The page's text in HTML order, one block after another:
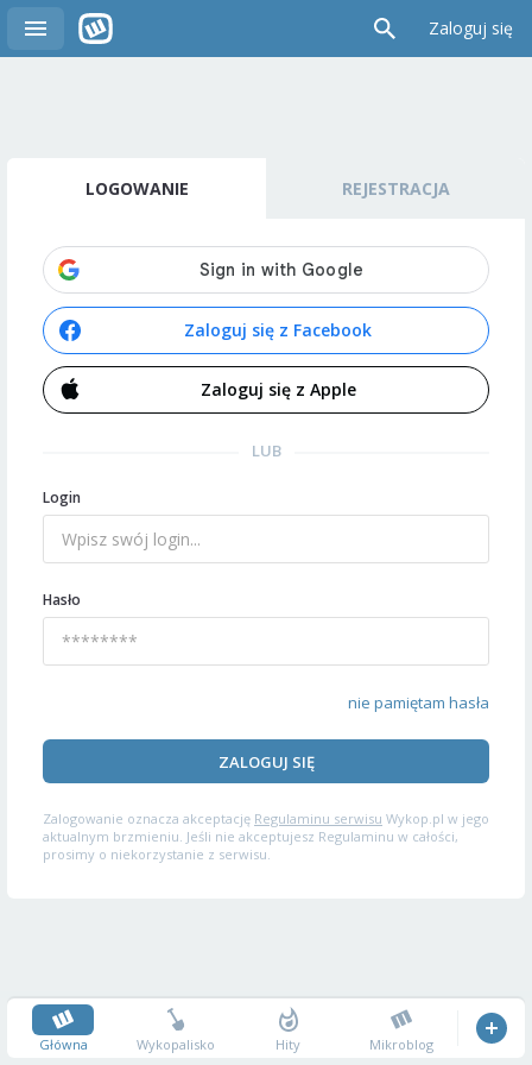
Zaloguj się
LOGOWANIE REJESTRACJA
Zaloguj się z Facebook
Zaloguj się z Apple
LUB
Login
Hasło
nie pamiętam hasła
ZALOGUJ SIĘ
Zalogowanie oznacza akceptację Regulaminu serwisu Wykop.pl w jego
aktualnym brzmieniu. Jeśli nie akceptujesz Regulaminu w całości,
prosimy o niekorzystanie z serwisu.
Główna Wykopalisko Hity Mikroblog